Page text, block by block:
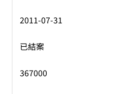
2011-07-31
已結案
367000